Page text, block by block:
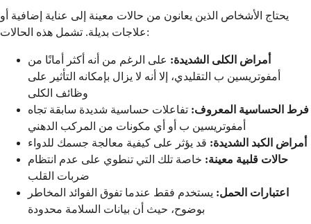
يحتاج الأشخاص الذين يعانون من حالات معينة إلى عناية إضافية أو
علاجات بديلة. تشمل هذه الحالات:
أمراض الكلى الشديدة: على الرغم من أنه أكثر أمانًا من
أمفوتريسين ب التقليدي، إلا أنه لا يزال بإمكانه التأثير على
وظائف الكلى
فرط الحساسية المعروف: تفاعلات حساسية شديدة سابقة تجاه
أمفوتريسين ب أو أي مكونات من المركب الدهني
أمراض الكبد الشديدة: قد يؤثر على كيفية معالجة جسمك للدواء
حالات قلبية معينة: خاصة تلك التي تنطوي على عدم انتظام
ضربات القلب
اعتبارات الحمل: يستخدم فقط عندما تفوق الفوائد المخاطر
بوضوح، حيث أن بيانات السلامة محدودة